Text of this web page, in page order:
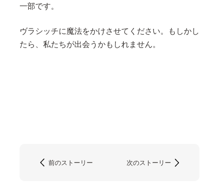
一部です。
ヴラシッチに魔法をかけさせてください。もしかし
たら、私たちが出会うかもしれません。
前のストーリー 次のストーリー